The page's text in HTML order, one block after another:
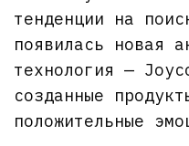
тенденции на
появилась новая
технология —
созданные
положительные